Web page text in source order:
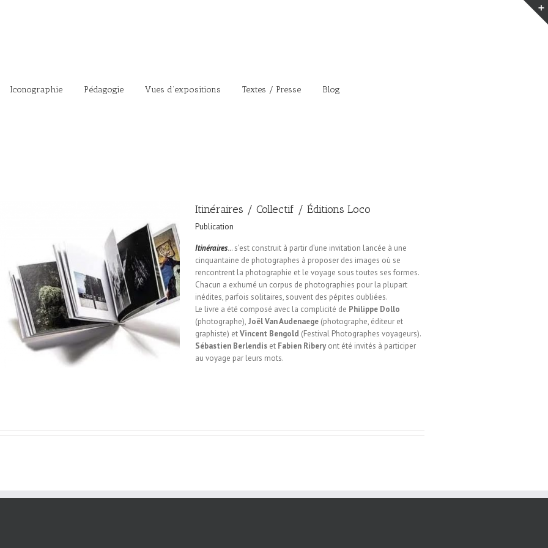
Iconographie Pédagogie Vues d’expositions Textes / Presse Blog
Itinéraires / Collectif / Éditions Loco
Publication
Itinéraires... s’est construit à partir d’une invitation lancée à une
cinquantaine de photographes à proposer des images où se
rencontrent la photographie et le voyage sous toutes ses formes.
Chacun a exhumé un corpus de photographies pour la plupart
inédites, parfois solitaires, souvent des pépites oubliées.
Le livre a été composé avec la complicité de Philippe Dollo
(photographe), Joël Van Audenaege (photographe, éditeur et
graphiste) etVincent Bengold (Festival Photographes voyageurs).
Sébastien Berlendis et Fabien Ribery ont été invités à participer
au voyage par leurs mots.